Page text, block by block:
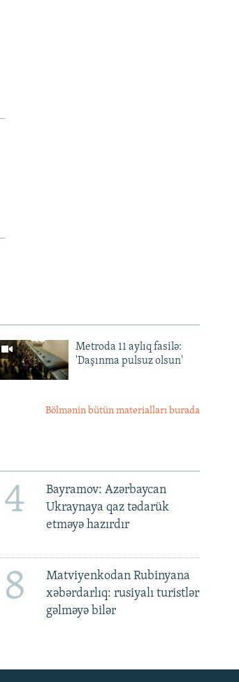
Metroda 11 aylıq fasilə:
'Daşınma pulsuz olsun'
Bölmənin bütün materialları burada
4
Bayramov: Azərbaycan
Ukraynaya qaz tədarük
etməyə hazırdır
8
Matviyenkodan Rubinyana
xəbərdarlıq: rusiyalı turistlər
gəlməyə bilər